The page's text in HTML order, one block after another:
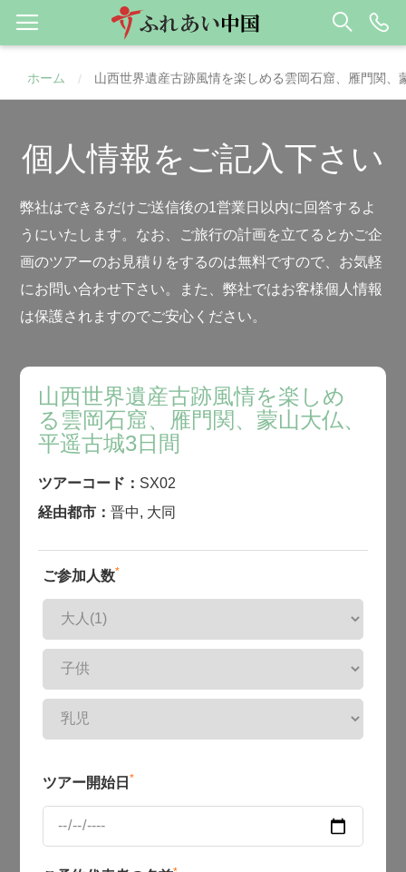
ホーム / 山西世界遺産古跡風情を楽しめる雲岡石窟、雁門関、
個人情報をご記入下さい
弊社はできるだけご送信後の1営業日以内に回答するよ
うにいたします。なお、ご旅行の計画を立てるとかご企
画のツアーのお見積りをするのは無料ですので、お気軽
にお問い合わせ下さい。また、弊社ではお客様個人情報
は保護されますのでご安心ください。
山西世界遺産古跡風情を楽しめ
る雲岡石窟、雁門関、蒙山大仏、
平遥古城3日間
ツアーコード： SX02
経由都市：晋中, 大同
ご参加人数*
ツアー開始日 *